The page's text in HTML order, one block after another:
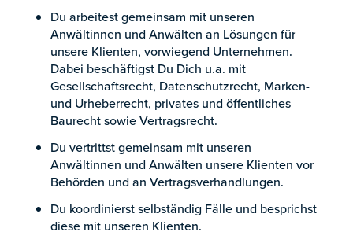
Du arbeitest gemeinsam mit unseren
Anwältinnen und Anwälten an Lösungen für
unsere Klienten, vorwiegend Unternehmen.
Dabei beschäftigst Du Dich u.a. mit
Gesellschaftsrecht, Datenschutzrecht, Marken-
und Urheberrecht, privates und öffentliches
Baurecht sowie Vertragsrecht.
Du vertrittst gemeinsam mit unseren
Anwältinnen und Anwälten unsere Klienten vor
Behörden und an Vertragsverhandlungen.
Du koordinierst selbständig Fälle und besprichst
diese mit unseren Klienten.